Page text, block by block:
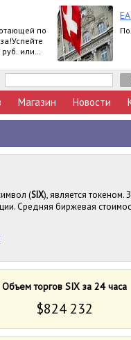
по
руб. или
Магазин Новости
(SIX), является токеном.
Средняя биржевая
Объем торгов SIX за 24 часа
$824 232